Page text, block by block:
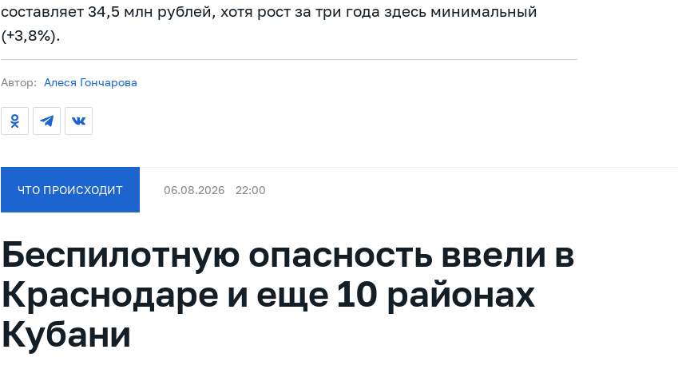
составляет 34,5 млн рублей, хотя рост за три года здесь минимальный
(+3,8%).
Автор: Алеся Гончарова
ЧТО ПРОИСХОДИТ 06.08.2026 22:00
Беспилотную опасность ввели в
Краснодаре и еще 10 районах
Кубани